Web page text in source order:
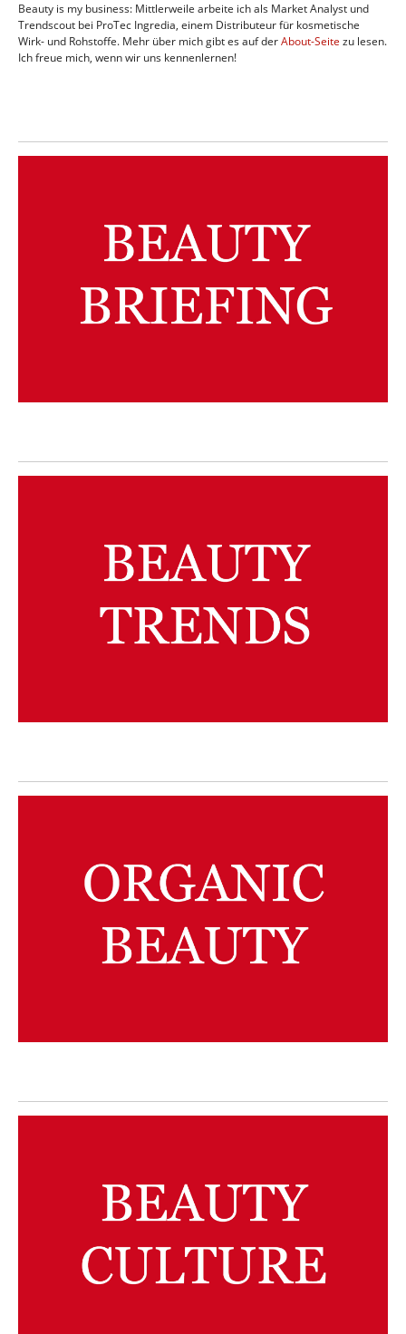
Beauty is my business: Mittlerweile arbeite ich als Market Analyst und
Trendscout bei ProTec Ingredia, einem Distributeur für kosmetische
Wirk- und Rohstoffe. Mehr über mich gibt es auf derAbout-Seite zu lesen.
Ich freue mich, wenn wir uns kennenlernen!